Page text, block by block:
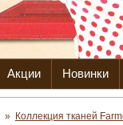
Акции Новинки
» Коллекция тканей